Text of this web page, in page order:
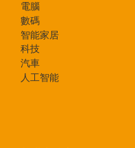
電腦
數碼
智能家居
科技
汽車
人工智能